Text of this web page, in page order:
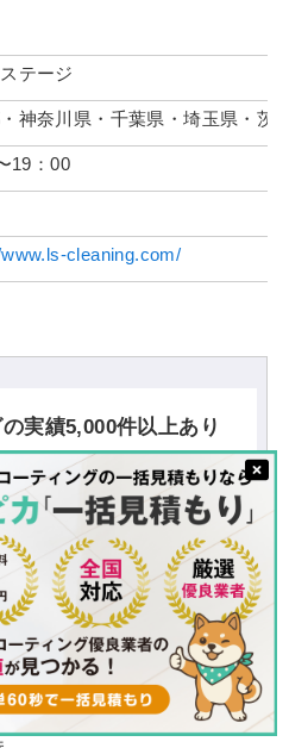
テージ
神奈川県・千葉県・埼玉県・茨
19：00
cleaning.com/
実績5,000件以上あり
ーディングも対応
な施工を重視するフロア
者です。
特徴で、キズや汚れに強
日常の掃除が簡単にな